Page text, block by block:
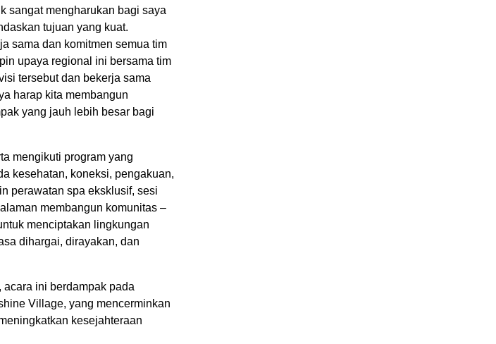
sangat mengharukan bagi saya
tujuan yang kuat.
sama dan komitmen semua tim
upaya regional ini bersama tim
tersebut dan bekerja sama
harap kita membangun
yang jauh lebih besar bagi
mengikuti program yang
kesehatan, koneksi, pengakuan,
perawatan spa eksklusif, sesi
membangun komunitas –
menciptakan lingkungan
dihargai, dirayakan, dan
ini berdampak pada
Village, yang mencerminkan
kesejahteraan